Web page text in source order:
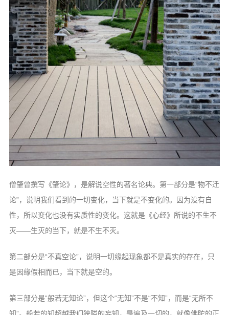
僧肇曾撰写《肇论》，是解说空性的著名论典。第一部分是“物不迁
论”，说明我们看到的一切变化，当下就是不变化的。因为没有自
性，所以变化也没有实质性的变化。 这就是《心经》所说的不生不
灭——生灭的当下，就是不生不灭。
第二部分是“不真空论”，说明一切缘起现象都不是真实的存在，只
是因缘假相而已，当下就是空的。
第三部分是“般若无知论”，但这个“无知”不是“不知”，而是“无所不
知”。般若的知超越我们狭隘的妄知，是遍及一切的， 就像佛陀的正